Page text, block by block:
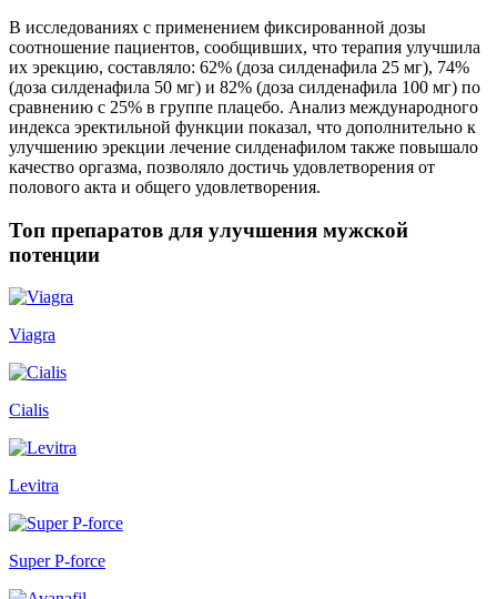
В исследованиях с применением фиксированной дозы
соотношение пациентов, сообщивших, что терапия улучшила
их эрекцию, составляло: 62% (доза силденафила 25 мг), 74%
(доза силденафила 50 мг) и 82% (доза силденафила 100 мг) по
сравнению с 25% в группе плацебо. Анализ международного
индекса эректильной функции показал, что дополнительно к
улучшению эрекции лечение силденафилом также повышало
качество оргазма, позволяло достичь удовлетворения от
полового акта и общего удовлетворения.
Топ препаратов для улучшения мужской
потенции
Viagra
Cialis
Levitra
Super P-force